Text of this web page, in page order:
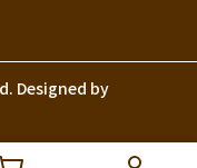
Designed by